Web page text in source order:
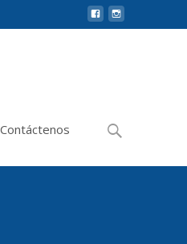
Contáctenos
Buscar
por: